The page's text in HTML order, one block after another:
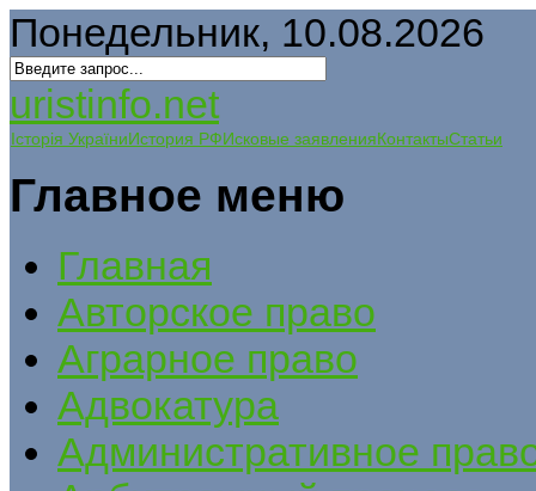
Понедельник, 10.08.2026
uristinfo.net
Історія УкраїниИстория РФИсковые заявленияКонтактыСтатьи
Главное меню
Главная
Авторское право
Аграрное право
Адвокатура
Административное